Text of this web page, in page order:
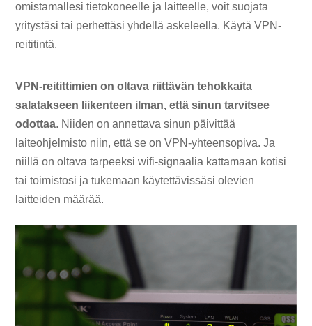
omistamallesi tietokoneelle ja laitteelle, voit suojata
yritystäsi tai perhettäsi yhdellä askeleella. Käytä VPN-
reititintä.
VPN-reitittimien on oltava riittävän tehokkaita
salatakseen liikenteen ilman, että sinun tarvitsee
odottaa. Niiden on annettava sinun päivittää
laiteohjelmisto niin, että se on VPN-yhteensopiva. Ja
niillä on oltava tarpeeksi wifi-signaalia kattamaan kotisi
tai toimistosi ja tukemaan käytettävissäsi olevien
laitteiden määrää.